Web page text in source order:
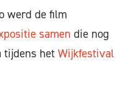
werd de film
samen die nog
tijdens het Wijkfestival